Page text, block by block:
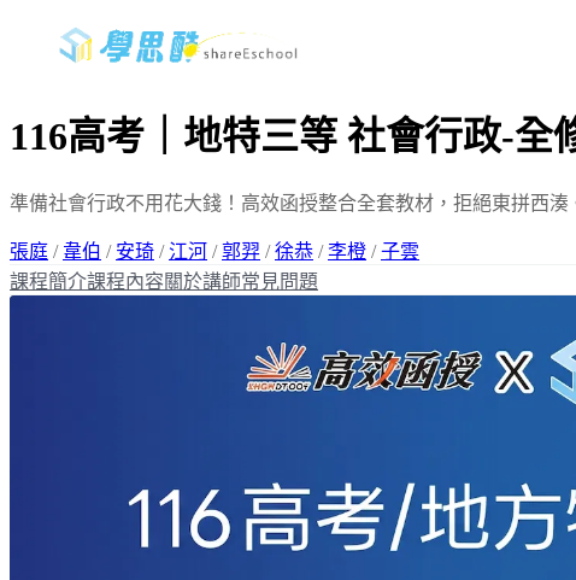
116高考｜地特三等 社會行政-全
準備社會行政不用花大錢！高效函授整合全套教材，拒絕東拼西
張庭 / 韋伯 / 安琦 / 江河 /郭羿 /徐恭 /李橙 /子雲
課程簡介課程內容關於講師常見問題